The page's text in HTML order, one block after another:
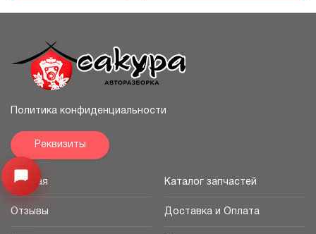
Открыть меню
Политика конфиденциальности
Реквизиты
Главная Каталог запчастей
Отзывы Доставка и Оплата